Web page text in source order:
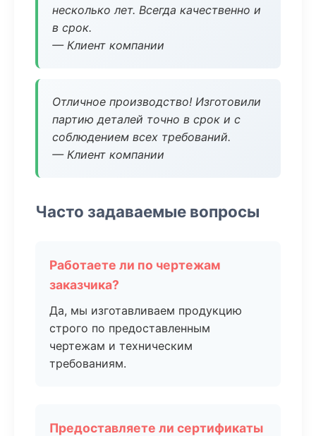
несколько лет. Всегда качественно и
в срок.
— Клиент компании
Отличное производство! Изготовили
партию деталей точно в срок и с
соблюдением всех требований.
— Клиент компании
Часто задаваемые вопросы
Работаете ли по чертежам
заказчика?
Да, мы изготавливаем продукцию
строго по предоставленным
чертежам и техническим
требованиям.
Предоставляете ли сертификаты